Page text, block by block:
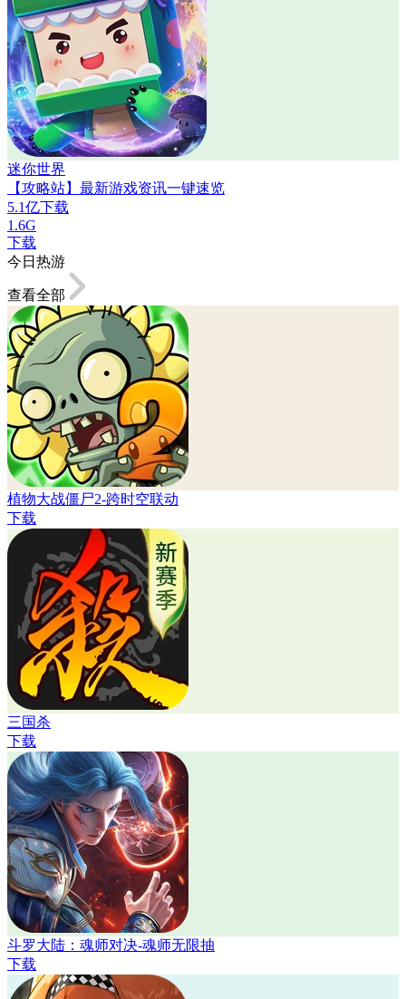
迷你世界
【攻略站】最新游戏资讯一键速览
5.1亿下载
1.6G
下载
今日热游
查看全部
植物大战僵尸2-跨时空联动
下载
三国杀
下载
斗罗大陆：魂师对决-魂师无限抽
下载